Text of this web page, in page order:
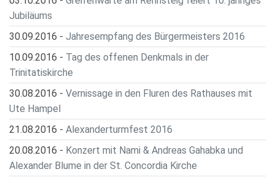
Jubiläums
30.09.2016 - Jahresempfang des Bürgermeisters 2016
10.09.2016 - Tag des offenen Denkmals in der
Trinitatiskirche
30.08.2016 - Vernissage in den Fluren des Rathauses mit
Ute Hampel
21.08.2016 - Alexanderturmfest 2016
20.08.2016 - Konzert mit Nami & Andreas Gahabka und
Alexander Blume in der St. Concordia Kirche